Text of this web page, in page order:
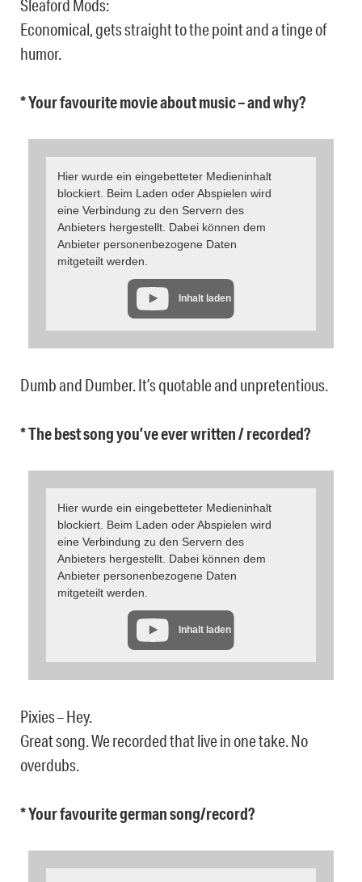
Sleaford Mods:
Economical, gets straight to the point and a tinge of
humor.
* Your favourite movie about music – and why?
Hier wurde ein eingebetteter Medieninhalt
blockiert. Beim Laden oder Abspielen wird
eine Verbindung zu den Servern des
Anbieters hergestellt. Dabei können dem
Anbieter personenbezogene Daten
mitgeteilt werden.
Inhalt laden
Dumb and Dumber. It’s quotable and unpretentious.
* The best song you’ve ever written / recorded?
Hier wurde ein eingebetteter Medieninhalt
blockiert. Beim Laden oder Abspielen wird
eine Verbindung zu den Servern des
Anbieters hergestellt. Dabei können dem
Anbieter personenbezogene Daten
mitgeteilt werden.
Inhalt laden
Pixies – Hey.
Great song. We recorded that live in one take. No
overdubs.
* Your favourite german song/record?